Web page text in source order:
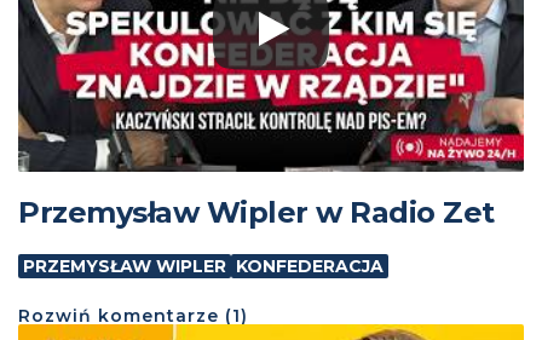
Przemysław Wipler w Radio Zet
PRZEMYSŁAW WIPLER KONFEDERACJA
Rozwiń komentarze (1)